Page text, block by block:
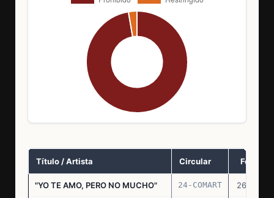
Título / Artista Circular Fecha
"YO TE AMO, PERO NO MUCHO" 24-COMART 26.11.69